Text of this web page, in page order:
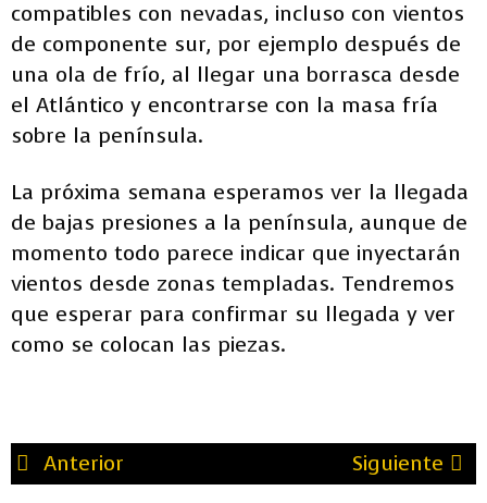
compatibles con nevadas, incluso con vientos
de componente sur, por ejemplo después de
una ola de frío, al llegar una borrasca desde
el Atlántico y encontrarse con la masa fría
sobre la península.
La próxima semana esperamos ver la llegada
de bajas presiones a la península, aunque de
momento todo parece indicar que inyectarán
vientos desde zonas templadas. Tendremos
que esperar para confirmar su llegada y ver
como se colocan las piezas.
Anterior Siguiente